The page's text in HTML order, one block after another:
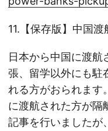
11.【保存版】中国渡
日本から中国に渡航
張、留学以外にも駐
れる方がおられます
に渡航された方が隔
記事を行いましたが